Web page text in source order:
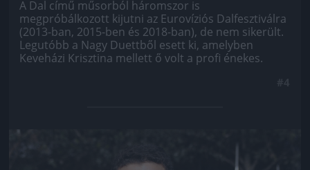
A Dal című műsorból háromszor is
megpróbálkozott kijutni az Eurovíziós Dalfesztiválra
(2013-ban, 2015-ben és 2018-ban), de nem sikerült.
Legutóbb a Nagy Duettből esett ki, amelyben
Keveházi Krisztina mellett ő volt a profi énekes.